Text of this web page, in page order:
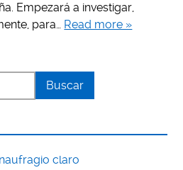
Empezará a investigar,
para… Read more »
claro